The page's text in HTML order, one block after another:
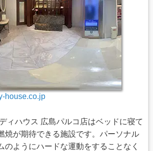
house.co.jp
ィハウス 広島パルコ店はベッドに寝て
焼が期待できる施設です。パーソナル
のようにハードな運動をすることなく